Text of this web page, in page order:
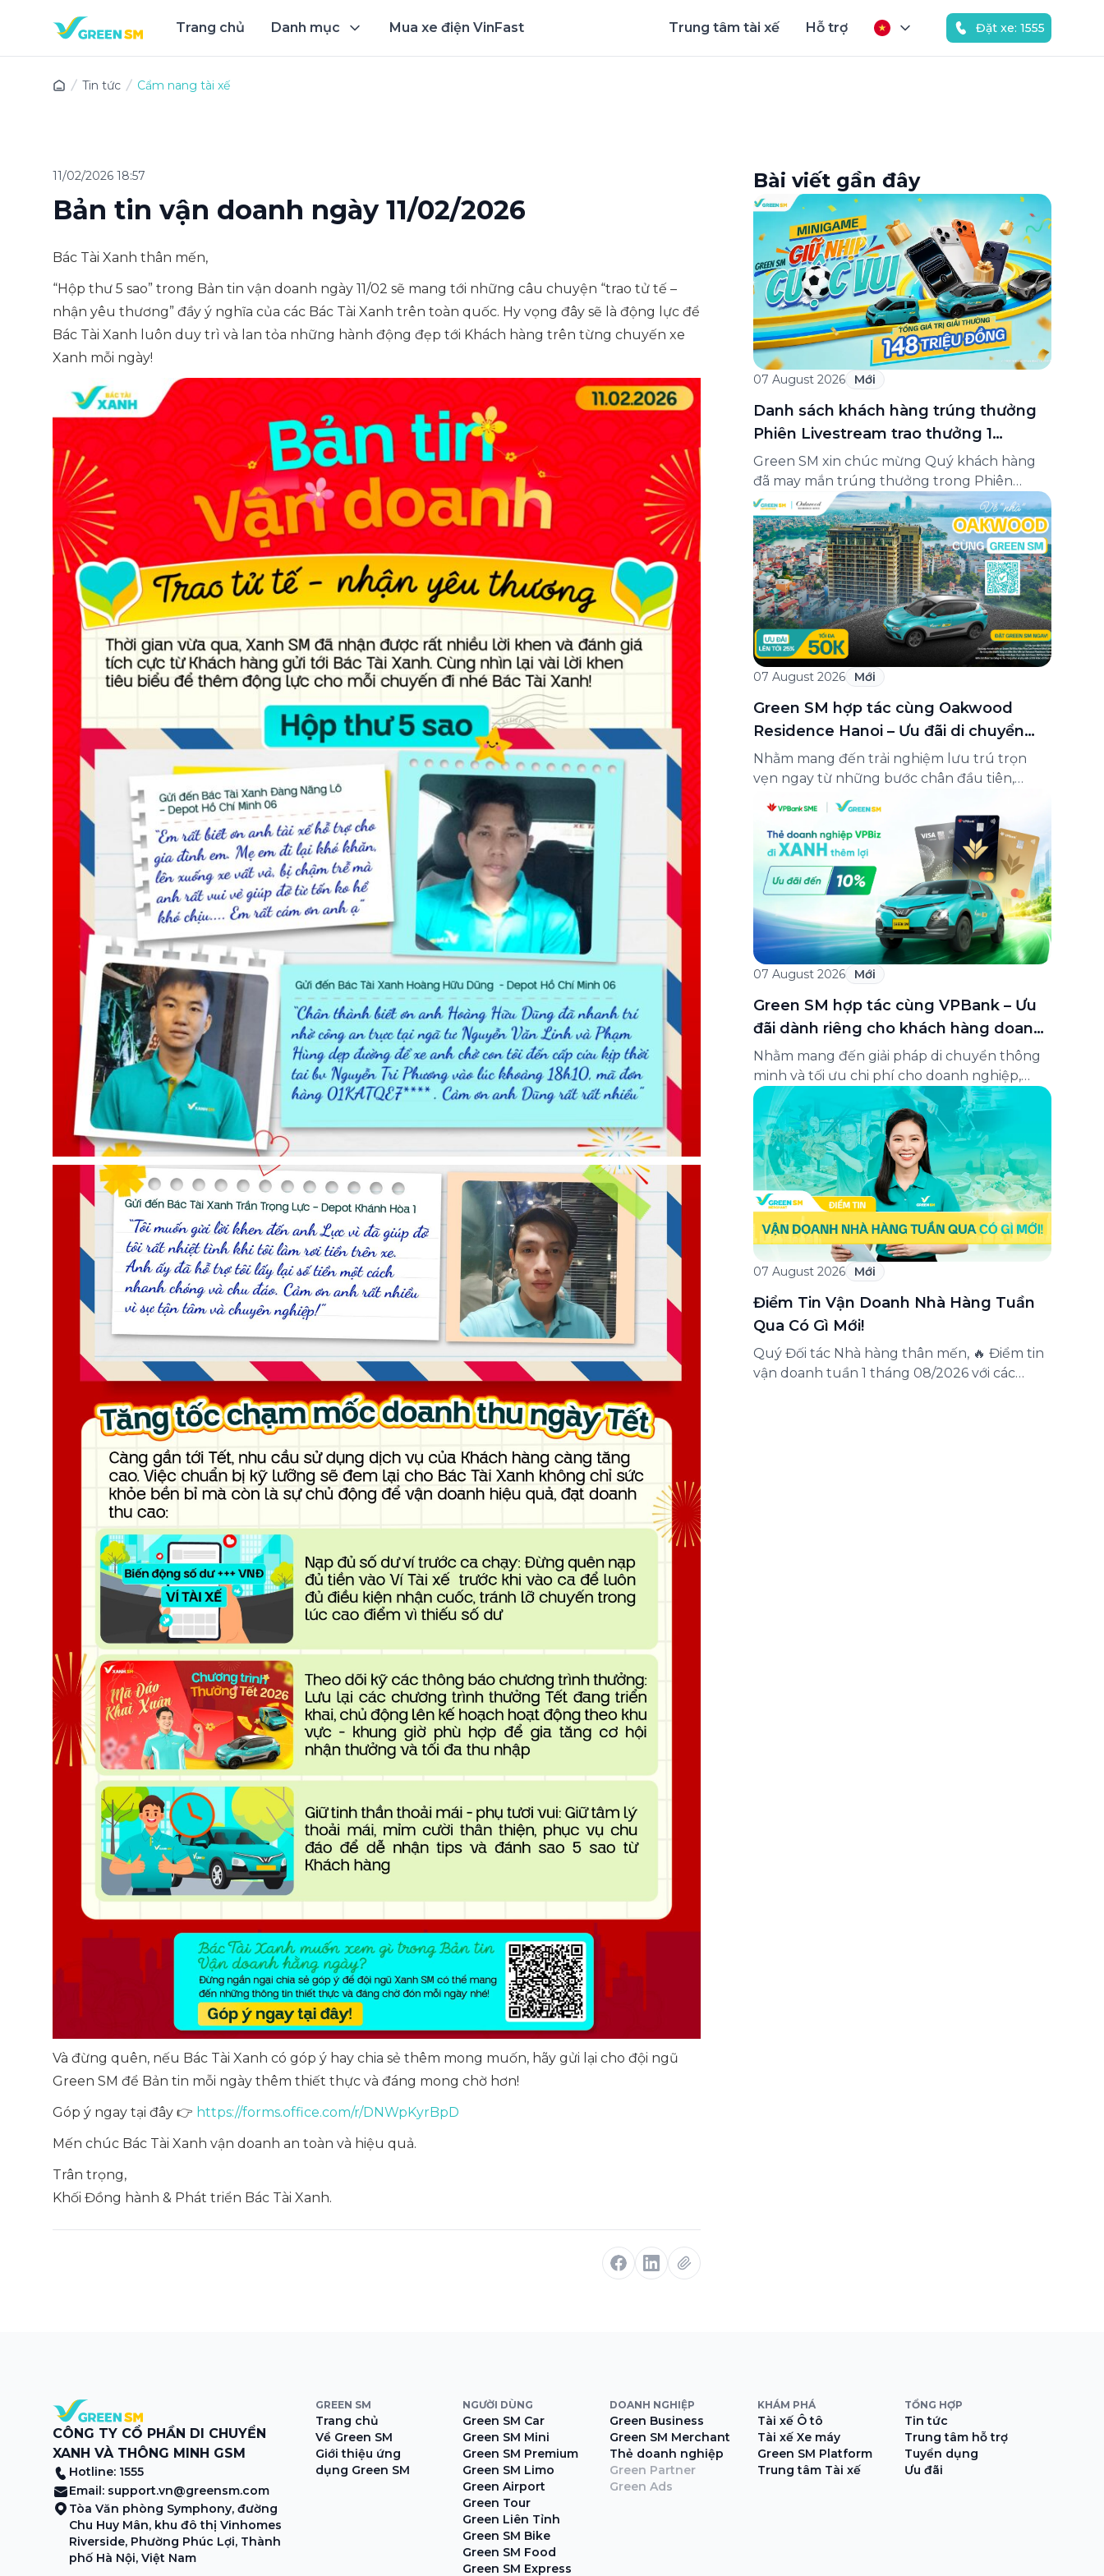
Trang chủ Danh mục Mua xe điện VinFast Trung tâm tài xế Hỗ trợ Đặt xe: 1555
Tin tức Cẩm nang tài xế
11/02/2026 18:57
Bản tin vận doanh ngày 11/02/2026
Bác Tài Xanh thân mến,
“Hộp thư 5 sao” trong Bản tin vận doanh ngày 11/02 sẽ mang tới những câu chuyện “trao tử tế –
nhận yêu thương” đầy ý nghĩa của các Bác Tài Xanh trên toàn quốc. Hy vọng đây sẽ là động lực để
Bác Tài Xanh luôn duy trì và lan tỏa những hành động đẹp tới Khách hàng trên từng chuyến xe
Xanh mỗi ngày!
Và đừng quên, nếu Bác Tài Xanh có góp ý hay chia sẻ thêm mong muốn, hãy gửi lại cho đội ngũ
Green SM để Bản tin mỗi ngày thêm thiết thực và đáng mong chờ hơn!
Góp ý ngay tại đây 👉 https://forms.office.com/r/DNWpKyrBpD
Mến chúc Bác Tài Xanh vận doanh an toàn và hiệu quả.
Trân trọng,
Khối Đồng hành & Phát triển Bác Tài Xanh.
Bài viết gần đây
07 August 2026 Mới
Danh sách khách hàng trúng thưởng
Phiên Livestream trao thưởng 1
Minigame “Giữ nhịp cuộc vui”
Green SM xin chúc mừng Quý khách hàng
đã may mắn trúng thưởng trong Phiên
Livestream trao thưởng 1 của Minigame “Giữ
nhịp cuộc vui”, được phát sóng trực tiếp trên
Fanpage và TikTok Green SM từ 20:00 –
21:00 ngày 04/08/2026. Phiên livestream đã
diễn ra công khai với sự theo dõi của đông […]
07 August 2026 Mới
Green SM hợp tác cùng Oakwood
Residence Hanoi – Ưu đãi di chuyển
lên đến 25%
Nhằm mang đến trải nghiệm lưu trú trọn
vẹn ngay từ những bước chân đầu tiên,
Green SM chính thức hợp tác cùng
Oakwood Residence Hanoi triển khai chương
trình ưu đãi di chuyển dành riêng cho khách
hàng có điểm đi hoặc điểm đến tại khu căn
hộ dịch vụ này. Tọa lạc trong […]
07 August 2026 Mới
Green SM hợp tác cùng VPBank – Ưu
đãi dành riêng cho khách hàng doanh
nghiệp Green Business
Nhằm mang đến giải pháp di chuyển thông
minh và tối ưu chi phí cho doanh nghiệp,
Green SM chính thức hợp tác cùng VPBank
triển khai chương trình ưu đãi dành riêng
cho khách hàng đăng ký thẻ Doanh nghiệp
Green Business. Thông qua chương trình,
doanh nghiệp có thể tận hưởng nhiều ưu […]
07 August 2026 Mới
Điểm Tin Vận Doanh Nhà Hàng Tuần
Qua Có Gì Mới!
Quý Đối tác Nhà hàng thân mến, 🔥 Điểm tin
vận doanh tuần 1 tháng 08/2026 với các
CÔNG TY CỔ PHẦN DI CHUYỂN
XANH VÀ THÔNG MINH GSM
Hotline: 1555
Email: support.vn@greensm.com
Tòa Văn phòng Symphony, đường
Chu Huy Mân, khu đô thị Vinhomes
Riverside, Phường Phúc Lợi, Thành
phố Hà Nội, Việt Nam
GREEN SM
Trang chủ
Về Green SM
Giới thiệu ứng
dụng Green SM
NGƯỜI DÙNG
Green SM Car
Green SM Mini
Green SM Premium
Green SM Limo
Green Airport
Green Tour
Green Liên Tỉnh
Green SM Bike
Green SM Food
Green SM Express
DOANH NGHIỆP
Green Business
Green SM Merchant
Thẻ doanh nghiệp
Green Partner
Green Ads
KHÁM PHÁ
Tài xế Ô tô
Tài xế Xe máy
Green SM Platform
Trung tâm Tài xế
TỔNG HỢP
Tin tức
Trung tâm hỗ trợ
Tuyển dụng
Ưu đãi